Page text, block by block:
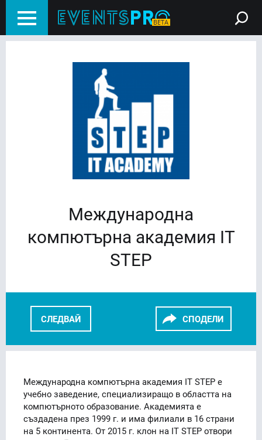
Международна
компютърна академия IT
STEP
СЛЕДВАЙ СПОДЕЛИ
Международна компютърна академия IT STEP е
учебно заведение, специализиращо в областта на
компютърното образование. Академията е
създадена през 1999 г. и има филиали в 16 страни
на 5 континента. От 2015 г. клон на IT STEP отвори